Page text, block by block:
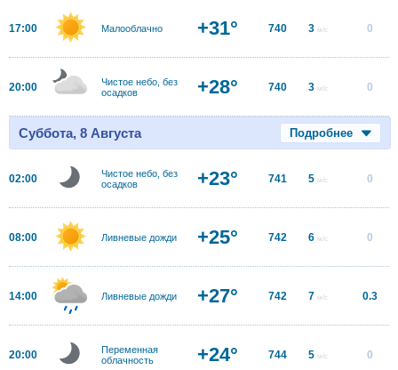
17:00 Малооблачно +31° 740 3 м/с 0
20:00
Чистое небо, без
осадков
+28° 740 3 м/с 0
Суббота, 8 Августа Подробнее
02:00
Чистое небо, без
осадков
+23° 741 5 м/с 0
08:00 Ливневые дожди +25° 742 6 м/с 0
14:00 Ливневые дожди +27° 742 7 м/с 0.3
20:00
Переменная
облачность
+24° 744 5 м/с 0